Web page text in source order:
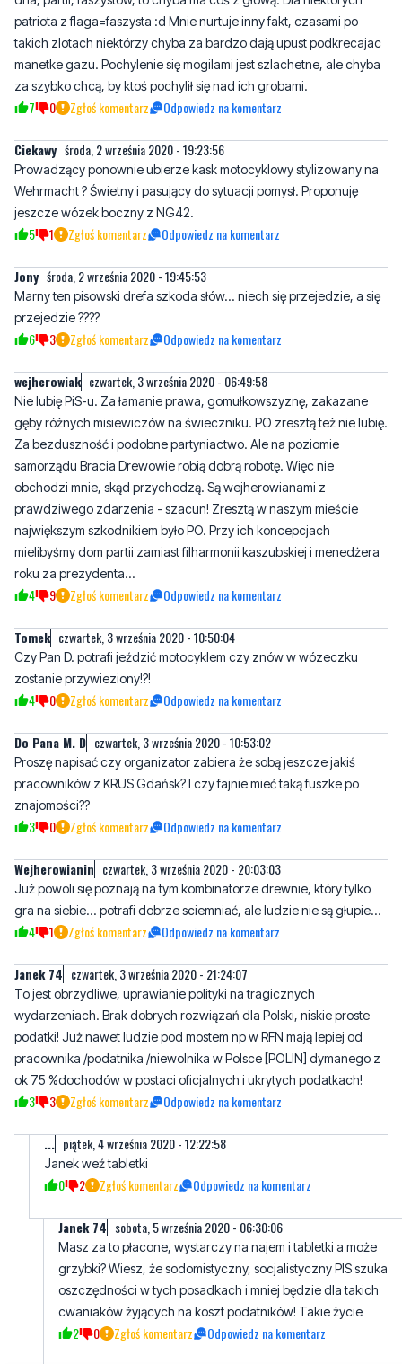
manetke gazu. Pochylenie się mogilami jest szlachetne, ale chyba
za szybko chcą, by ktoś pochylił się nad ich grobami.
7 0 Zgłoś komentarz Odpowiedz na komentarz
Ciekawy środa, 2 września 2020 - 19:23:56
Prowadzący ponownie ubierze kask motocyklowy stylizowany na
jeszcze wózek boczny z NG42.
5 1 Zgłoś komentarz Odpowiedz na komentarz
Jony środa, 2 września 2020 - 19:45:53
Marny ten pisowski drefa szkoda słów... niech się przejedzie, a się
6 3 Zgłoś komentarz Odpowiedz na komentarz
wejherowiak czwartek, 3 września 2020 - 06:49:58
Nie lubię PiS-u. Za łamanie prawa, gomułkowszyznę, zakazane
Za bezduszność i podobne partyniactwo. Ale na poziomie
samorządu Bracia Drewowie robią dobrą robotę. Więc nie
obchodzi mnie, skąd przychodzą. Są wejherowianami z
prawdziwego zdarzenia - szacun! Zresztą w naszym mieście
największym szkodnikiem było PO. Przy ich koncepcjach
mielibyśmy dom partii zamiast filharmonii kaszubskiej i menedżera
roku za prezydenta...
4 9 Zgłoś komentarz Odpowiedz na komentarz
Tomek czwartek, 3 września 2020 - 10:50:04
Czy Pan D. potrafi jeździć motocyklem czy znów w wózeczku
4 0 Zgłoś komentarz Odpowiedz na komentarz
Do Pana M. D czwartek, 3 września 2020 - 10:53:02
Proszę napisać czy organizator zabiera że sobą jeszcze jakiś
znajomości??
3 0 Zgłoś komentarz Odpowiedz na komentarz
Wejherowianin
Już powoli się poznają na tym kombinatorze drewnie, który tylko
4 1 Zgłoś komentarz Odpowiedz na komentarz
Janek 74 czwartek, 3 września 2020 - 21:24:07
To jest obrzydliwe, uprawianie polityki na tragicznych
podatki! Już nawet ludzie pod mostem np w RFN mają lepiej od
pracownika /podatnika /niewolnika w Polsce [POLIN] dymanego z
ok 75 %dochodów w postaci oficjalnych i ukrytych podatkach!
3 3 Zgłoś komentarz Odpowiedz na komentarz
... piątek, 4 września 2020 - 12:22:58
Janek weź tabletki
Janek 74 sobota, 5 września 2020 - 06:30:06
Masz za to płacone, wystarczy na najem i tabletki a może
oszczędności w tych posadkach i mniej będzie dla takich
cwaniaków żyjących na koszt podatników! Takie życie
2 0 Zgłoś komentarz Odpowiedz na komentarz
Napisz swój komentarz